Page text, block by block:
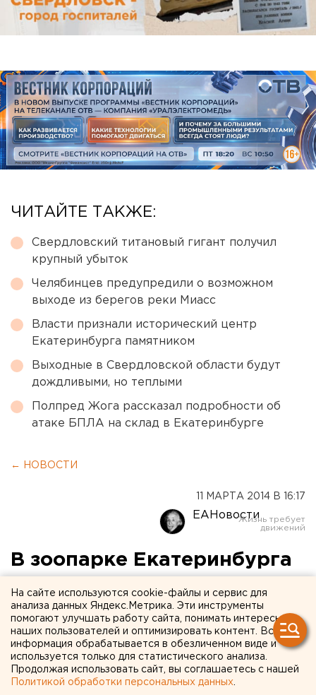
ЧИТАЙТЕ ТАКЖЕ:
Свердловский титановый гигант получил
крупный убыток
Челябинцев предупредили о возможном
выходе из берегов реки Миасс
Власти признали исторический центр
Екатеринбурга памятником
Выходные в Свердловской области будут
дождливыми, но теплыми
Полпред Жога рассказал подробности об
атаке БПЛА на склад в Екатеринбурге
← НОВОСТИ
11 МАРТА 2014 В 16:17
ЕАНовости
В зоопарке Екатеринбурга
барсук
Следующие в очереди – медведи.
На днях в екатеринбургском зоопарке вышли из
спячки два енота и барсук. Животные чувствуют
На сайте используются cookie-файлы и сервис для
анализа данных Яндекс.Метрика. Эти инструменты
помогают улучшать работу сайта, понимать интересы
наших пользователей и оптимизировать контент. Вся
информация обрабатывается в обезличенном виде и
используется только для статистического анализа.
Продолжая использовать сайт, вы соглашаетесь с нашей
Политикой обработки персональных данных